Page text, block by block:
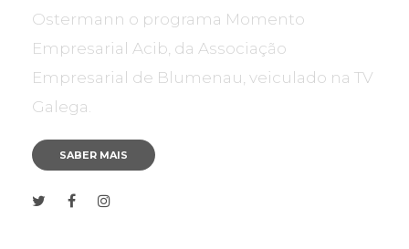
Ostermann o programa Momento
Empresarial Acib, da Associação
Empresarial de Blumenau, veiculado na TV
Galega.
SABER MAIS